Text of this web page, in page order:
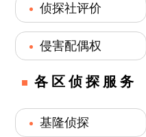
侦探社评价
侵害配偶权
各区侦探服务
基隆侦探